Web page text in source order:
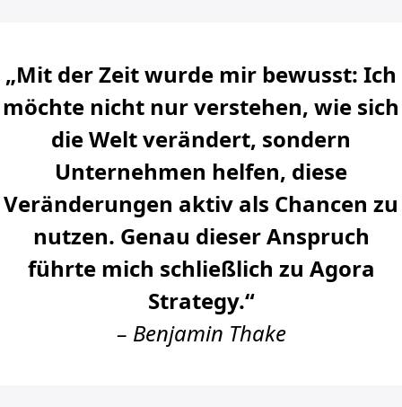
„Mit der Zeit wurde mir bewusst: Ich
möchte nicht nur verstehen, wie sich
die Welt verändert, sondern
Unternehmen helfen, diese
Veränderungen aktiv als Chancen zu
nutzen. Genau dieser Anspruch
führte mich schließlich zu Agora
Strategy.“
– Benjamin Thake